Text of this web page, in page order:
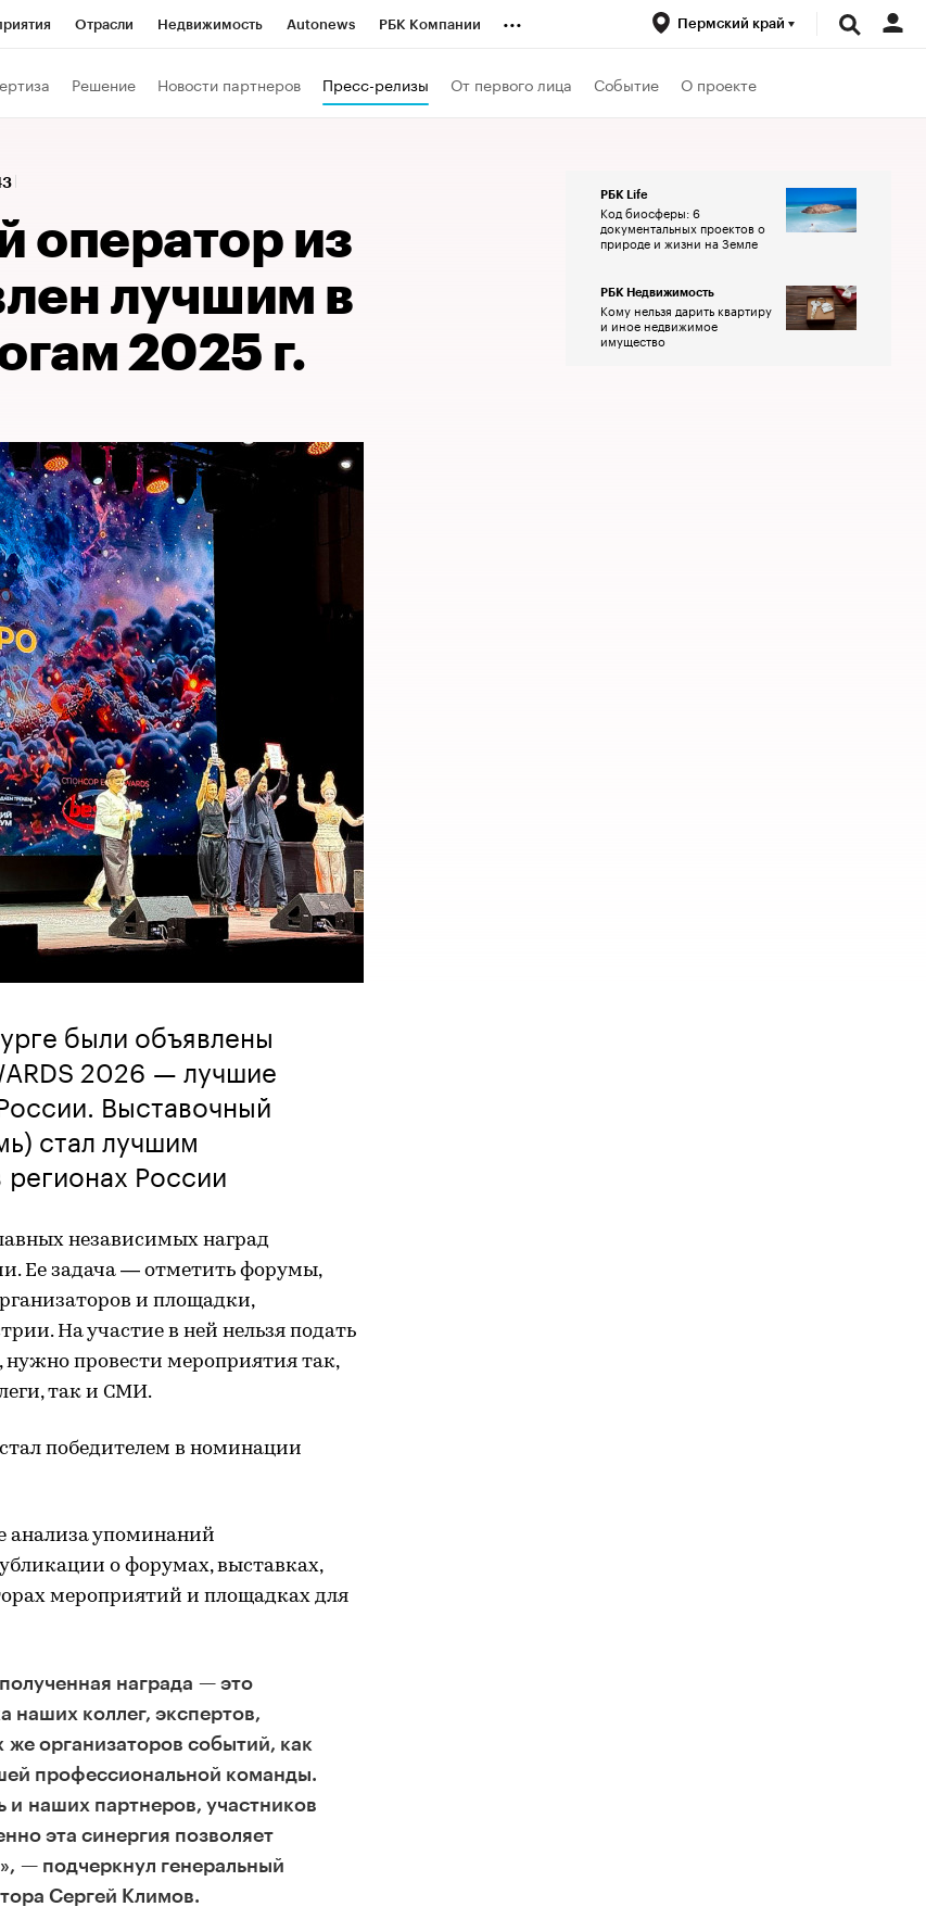
Отрасли Недвижимость Autonews РБК Компании ... Пермский край
Решение Новости партнеров Пресс-релизы От первого лица Событие О проекте
оператор из
лучшим в
2025 г.
были объявлены
2026 — лучшие
Выставочный
стал лучшим
России
независимых наград
Ее задача — отметить форумы,
и площадки,
На участие в ней нельзя подать
нужно провести мероприятия так,
так и СМИ.
победителем в номинации
анализа упоминаний
о форумах, выставках,
мероприятий и площадках для
награда — это
наших коллег, экспертов,
организаторов событий, как
профессиональной команды.
и наших партнеров, участников
эта синергия позволяет
— подчеркнул генеральный
Сергей Климов.
РБК Life
Код биосферы: 6
документальных проектов о
природе и жизни на Земле
РБК Недвижимость
Кому нельзя дарить квартиру
и иное недвижимое
имущество